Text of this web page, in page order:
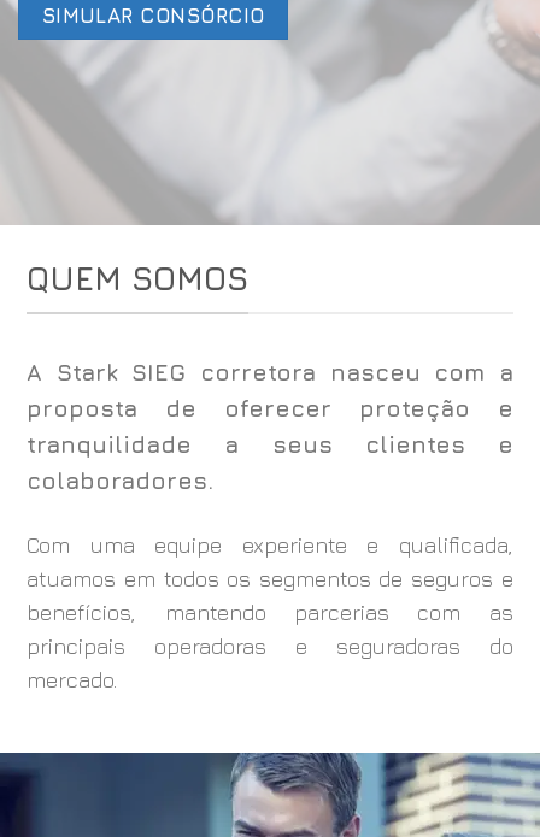
SIMULAR CONSÓRCIO
QUEM SOMOS
A Stark SIEG corretora nasceu com a
proposta de oferecer proteção e
tranquilidade a seus clientes e
colaboradores.
Com uma equipe experiente e qualificada,
atuamos em todos os segmentos de seguros e
benefícios, mantendo parcerias com as
principais operadoras e seguradoras do
mercado.